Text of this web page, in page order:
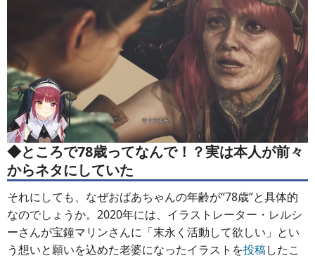
◆ところで78歳ってなんで！？実は本人が前々
からネタにしていた
それにしても、なぜおばあちゃんの年齢が“78歳”と具体的
なのでしょうか。2020年には、イラストレーター・レルシ
ーさんが宝鐘マリンさんに「末永く活動して欲しい」とい
う想いと願いを込めた老婆になったイラストを投稿したこ